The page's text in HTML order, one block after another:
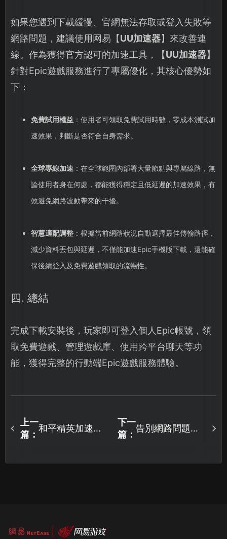
如果您遇到下載緩慢、官網無法存取或登入失敗等
網路問題，建議使用网易【UU加速器】來改善連
線。作為獲得官方認可的加速工具，【UU加速器】
針對Epic遊戲服務進行了專屬優化，其核心優勢如
下：
免費試用權益：使用者可領取免費試用時數，零成本測試加
速效果，判斷是否符合自身需求。
全球專線加速：在全球範圍內部署大量節點與專屬線路，無
論使用者身在何處，都能獲得穩定且低延遲的加速效果，有
效避免網路波動帶來的干擾。
智慧適配調整：根據當前網路狀況自動選擇最佳傳輸路徑，
減少資料丟包與延遲，不僅能加速Epic手機版下載，還能確
保後續登入及免費遊戲領取的流暢性。
四. 總結
完成下載安裝後，玩家即可登入個人Epic帳號，領
取免費遊戲、管理遊戲庫、使用跨平台聊天等功
能，獲得完整的行動端Epic遊戲服務體驗。
上一
篇：
和平精英加速器
此！
下一
篇：
告別網路問題！
速器就能讓你順